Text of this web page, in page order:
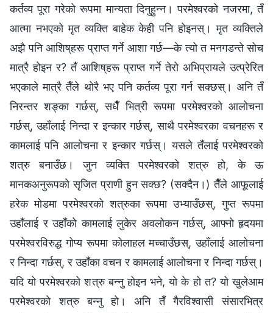
कर्तव्य पूरा गरेको रूपमा मान्यता दिनुहुन्न। परमेश्‍वरको नजरमा, तँ
आत्मा नभएको मृत व्यक्ति बाहेक केही पनि होइनस्। मृत व्यक्तिले
अझै पनि आशिष्‌हरू प्राप्त गर्ने आशा गर्छ—के त्यो त मनगडन्ते सोच
मात्रै होइन र? तँ आशिष्‌हरू प्राप्त गर्ने तेरो अभिप्रायले उत्प्रेरित
भएकाले मात्रै तैँले थोरै भए पनि कर्तव्य पूरा गर्न सक्छस्। अनि तँ
निरन्तर शङ्का गर्छस्, सधैँ भित्री रूपमा परमेश्‍वरको आलोचना
गर्छस्, उहाँलाई निन्दा र इन्कार गर्छस्, साथै परमेश्‍वरका वचनहरू र
कामलाई पनि आलोचना र इन्कार गर्छस्। यसले तँलाई परमेश्‍वरको
शत्रु बनाउँछ। जुन व्यक्ति परमेश्‍वरको शत्रु हो, के ऊ
मानकअनुरूपको सृजित प्राणी हुन सक्छ? (सक्दैन।) तैँले आफूलाई
हरेक मोडमा परमेश्‍वरको शत्रुका रूपमा उभ्याउँछस्, गुप्त रूपमा
उहाँलाई र उहाँको कामलाई लुकेर अवलोकन गर्छस्, आफ्नो हृदयमा
परमेश्‍वरविरुद्ध गोप्य रूपमा कोलाहल मच्चाउँछस्, उहाँलाई आलोचना
र निन्दा गर्छस्, र उहाँका वचन र कामलाई आलोचना र निन्दा गर्छस्।
यदि यो परमेश्‍वरको शत्रु बन्नु होइन भने, यो के हो त? यो खुलेआम
परमेश्‍वरको शत्रु बन्‍नु हो। अनि तँ गैरविश्‍वासी संसारभित्र